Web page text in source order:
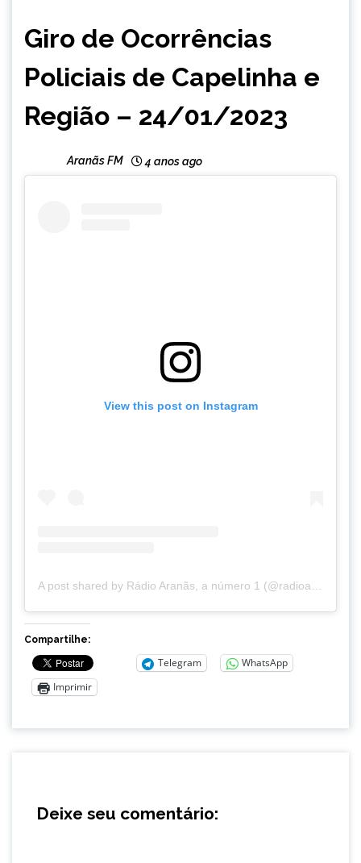
NOTÍCIAS
Giro de Ocorrências
Policiais de Capelinha e
Região – 24/01/2023
Aranãs FM 4 anos ago
View this post on Instagram
Compartilhe:
Telegram
WhatsApp
Imprimir
Deixe seu comentário: